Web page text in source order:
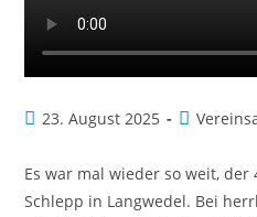
23. August 2025
Es war mal wieder so weit, der
Schlepp in Langwedel. Bei